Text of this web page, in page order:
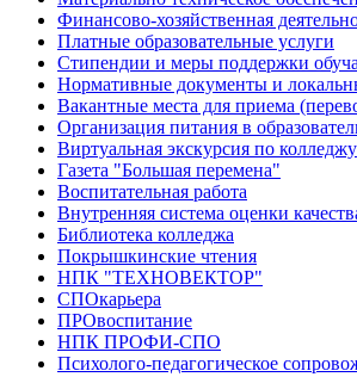
Финансово-хозяйственная
Платные образовательные услуги
Стипендии и меры поддержки
Нормативные документы и
Вакантные места для приема
Организация питания в
Виртуальная экскурсия по колледжу
Газета "Большая перемена"
Воспитательная работа
Внутренняя система оценки
Библиотека колледжа
Покрышкинские чтения
НПК "ТЕХНОВЕКТОР"
СПОкарьера
ПРОвоспитание
НПК ПРОФИ-СПО
Психолого-педагогическое